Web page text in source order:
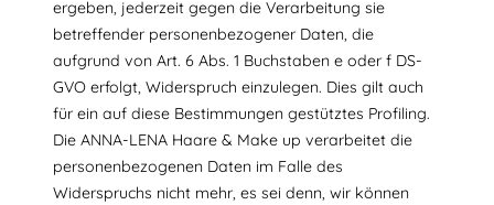
ergeben, jederzeit gegen die Verarbeitung sie
betreffender personenbezogener Daten, die
aufgrund von Art. 6 Abs. 1 Buchstaben e oder f DS-
GVO erfolgt, Widerspruch einzulegen. Dies gilt auch
für ein auf diese Bestimmungen gestütztes Profiling.
Die ANNA-LENA Haare & Make up verarbeitet die
personenbezogenen Daten im Falle des
Widerspruchs nicht mehr, es sei denn, wir können